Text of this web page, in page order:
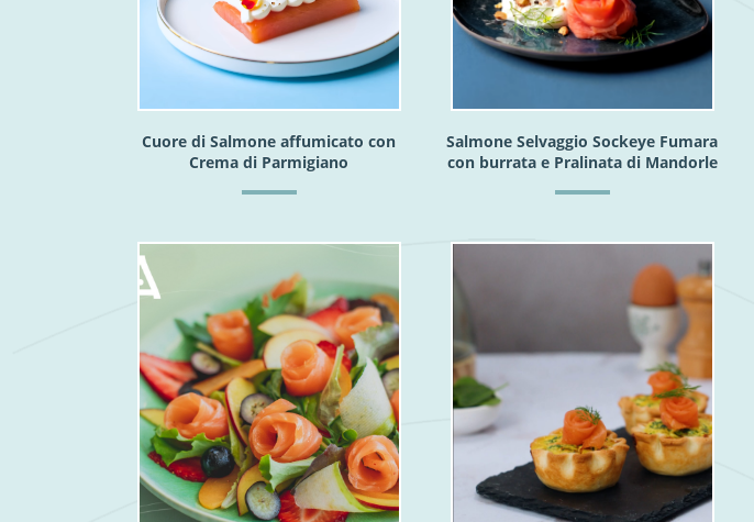
Cuore di Salmone affumicato con
Crema di Parmigiano
Salmone Selvaggio Sockeye Fumara
con burrata e Pralinata di Mandorle